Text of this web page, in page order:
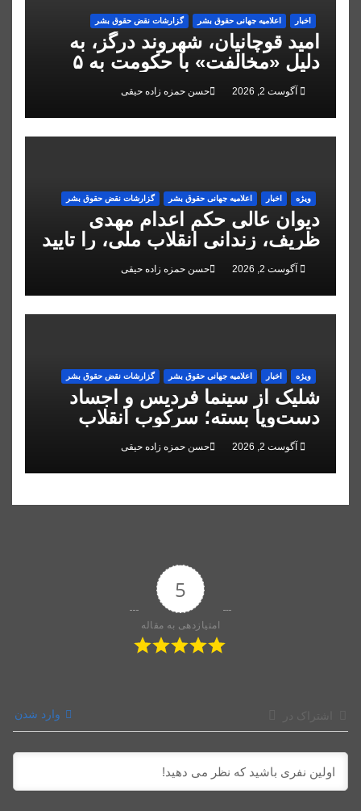
اخبار اعلاميه جهانی حقوق بشر گزارشات نقض حقوق بشر
امید قوچانیان، شهروند درگز، به
دلیل «مخالفت» با حکومت به ۵
سال زندان محکوم شد
آگوست 2, 2026 حسن حمزه زاده حیقی
ویژه اخبار اعلاميه جهانی حقوق بشر گزارشات نقض حقوق بشر
دیوان عالی حکم اعدام مهدی
ظریف، زندانی انقلاب ملی، را تایید
کردآگوست 2, 2026 حسن حمزه زاده حیقی
ویژه اخبار اعلاميه جهانی حقوق بشر گزارشات نقض حقوق بشر
شلیک از سینما فردیس و اجساد
دست‌وپا بسته؛ سرکوب انقلاب
ملی در البرز
آگوست 2, 2026 حسن حمزه زاده حیقی
5
امتیازدهی به مقاله
وارد شدن